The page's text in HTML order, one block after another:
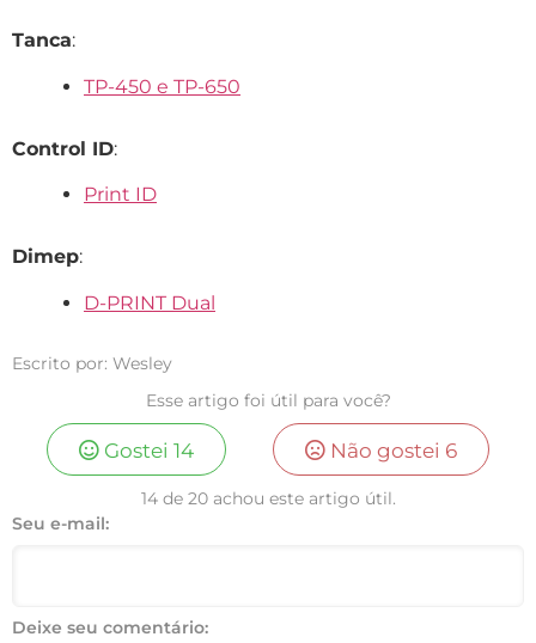
Tanca:
TP-450 e TP-650
Control ID:
Print ID
Dimep:
D-PRINT Dual
Escrito por: Wesley
Esse artigo foi útil para você?
Gostei14 Não gostei 6
14 de 20 achou este artigo útil.
Seu e-mail:
Deixe seu comentário: